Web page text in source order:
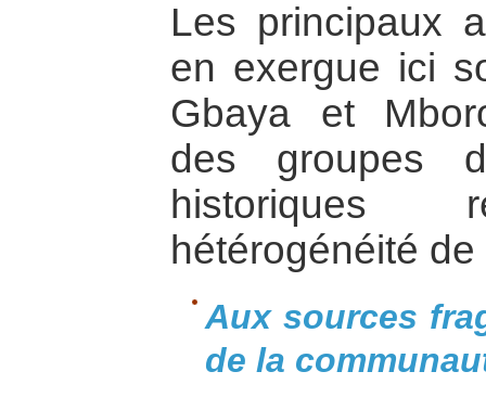
Les principaux
en exergue ici
Gbaya et
des groupes
historiques
hétérogénéité
Aux sources
de la